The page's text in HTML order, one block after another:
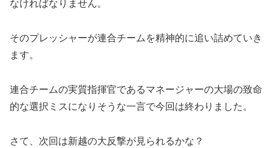
なければなりません。
そのプレッシャーが連合チームを精神的に追い詰めていき
ます。
連合チームの実質指揮官であるマネージャーの大場の致命
的な選択ミスになりそうな一言で今回は終わりました。
さて、次回は新越の大反撃が見られるかな？